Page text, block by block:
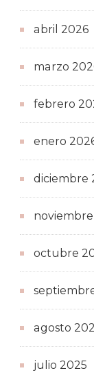
abril 2026
marzo
febrero
enero
diciembre
octubre
agosto
julio 2025